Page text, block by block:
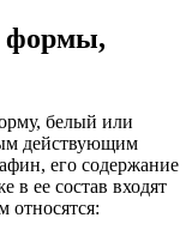
формы,
белый или
действующим
его содержание
в ее состав входят
относятся: